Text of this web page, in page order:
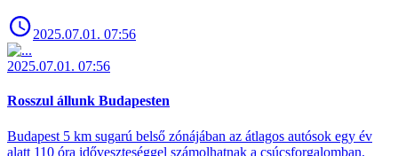
2025.07.01. 07:56
2025.07.01. 07:56
Rosszul állunk Budapesten
Budapest 5 km sugarú belső zónájában az átlagos autósok egy év
alatt 110 óra időveszteséggel számolhatnak a csúcsforgalomban.